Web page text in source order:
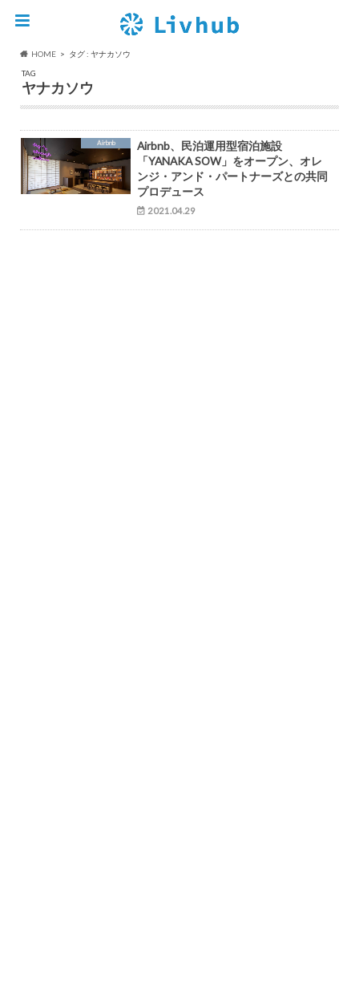
HOME
タグ : ヤナカソウ
TAG
ヤナカソウ
Airbnb
Airbnb、民泊運用型宿泊施設
「YANAKA SOW」をオープン、オレ
ンジ・アンド・パートナーズとの共同
プロデュース
2021.04.29